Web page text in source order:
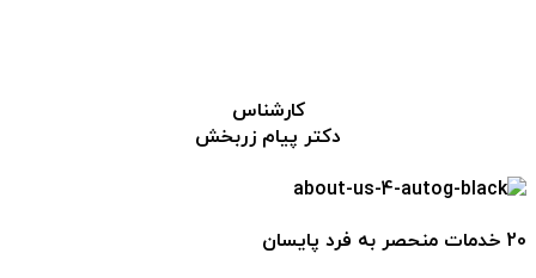
کارشناس
دکتر پیام زربخش
20 خدمات منحصر به فرد پایسان